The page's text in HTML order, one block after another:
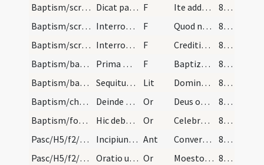
Baptism/scrutiny
Dicat patri. F Ite adducite eos
809
Baptism/scrutiny
Interroga iterum patrem. Item nominat pater nomin… F Quod nomen est illis?
809
Baptism/scrutiny
Interroga symbolum. F Creditis in Deum
810 (207)
Baptism/baptismal font
Prima mersio ... secunda mersio In nomine Patris… F Baptizate ergo eos
810 (207)
Baptism/baptismal font
Sequitur litania. Lit Domine miserere
811 (208)
Baptism/chrism
Deinde presbyter faciens crucem cum chrismate in… Or Deus omnipotens ... qui te regeneravit
811 (208)
Baptism/foot washing
Hic debet episcopus lavare pedes infantium post b… Or Celebratis atque perfectis divini baptismatis sacramentis Domino caeli et terrae Deo Patri omnipotenti indefessas gratias referamus ipsumque supplices postulemus uti nos atque omnem familiam suam gloriosae resurrectionis Domini nostri Iesu Christi annuat esse participes. Praestante ipso Domino nostro Iesu Christo Filio suo secum vivente atque regnante Deo in unitate Spiritus Sancti per omnia saecula saeculorum. Amen.
811 (208)
Pasc/H5/f2/Rogationes/Rogation Days/procession/1
Incipiunt litaniae secundum morem traditionis Amb… Ant Convertimini ad me
847
Pasc/H5/f2/Rogationes/Rogation Days/stational oration/1
Oratio usque ad portam civitatis. Or Moestorum refugium...agentes ervire possimus.
847